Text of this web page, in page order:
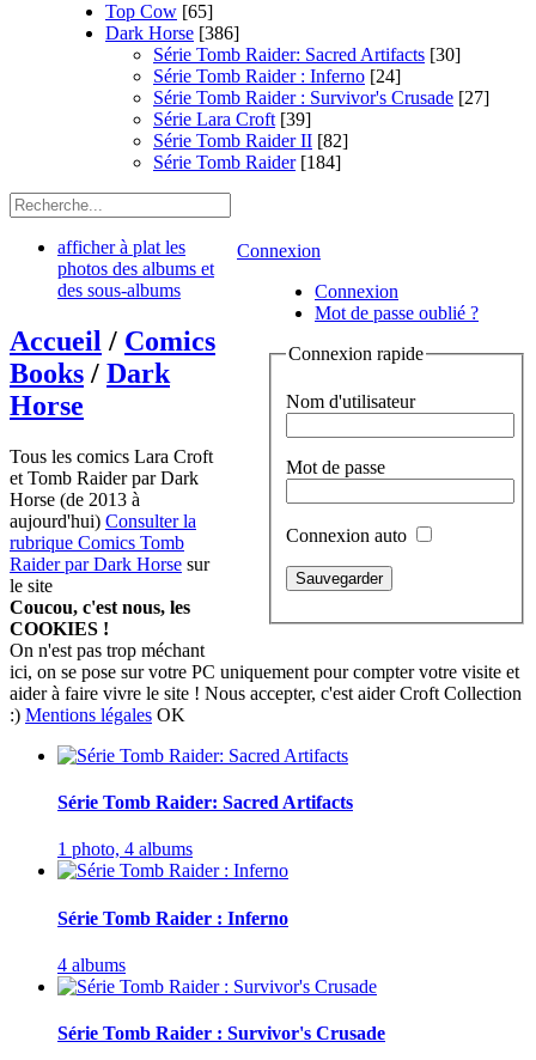
Top Cow [65]
Dark Horse [386]
Série Tomb Raider: Sacred Artifacts [30]
Série Tomb Raider : Inferno [24]
Série Tomb Raider : Survivor's Crusade [27]
Série Lara Croft [39]
Série Tomb Raider II [82]
Série Tomb Raider [184]
Connexion
Connexion
Mot de passe oublié ?
Connexion rapide
Nom d'utilisateur
Mot de passe
Connexion auto
afficher à plat les
photos des albums et
des sous-albums
Accueil / Comics
Books / Dark
Horse
Tous les comics Lara Croft
et Tomb Raider par Dark
Horse (de 2013 à
aujourd'hui) Consulter la
rubrique Comics Tomb
Raider par Dark Horse sur
le site
Coucou, c'est nous, les
COOKIES !
On n'est pas trop méchant
ici, on se pose sur votre PC uniquement pour compter votre visite et
aider à faire vivre le site ! Nous accepter, c'est aider Croft Collection
:) Mentions légales OK
Série Tomb Raider: Sacred Artifacts
1 photo, 4 albums
Série Tomb Raider : Inferno
4 albums
Série Tomb Raider : Survivor's Crusade